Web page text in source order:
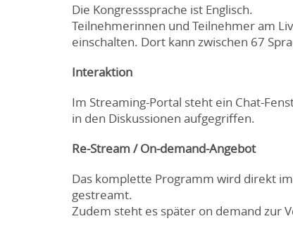
Die Kongresssprache ist Englisch.
Teilnehmerinnen und Teilnehmer am
einschalten. Dort kann zwischen 67
Interaktion
Im Streaming-Portal steht ein Chat-
in den Diskussionen aufgegriffen.
Re-Stream / On-demand-Angebot
Das komplette Programm wird direkt
gestreamt.
Zudem steht es später on demand zur